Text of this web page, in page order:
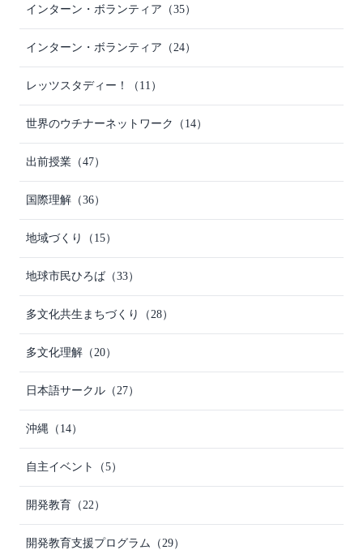
インターン・ボランティア （35）
インターン・ボランティア （24）
レッツスタディー！ （11）
世界のウチナーネットワーク （14）
出前授業 （47）
国際理解 （36）
地域づくり （15）
地球市民ひろば （33）
多文化共生まちづくり （28）
多文化理解 （20）
日本語サークル （27）
沖縄 （14）
自主イベント （5）
開発教育 （22）
開発教育支援プログラム （29）